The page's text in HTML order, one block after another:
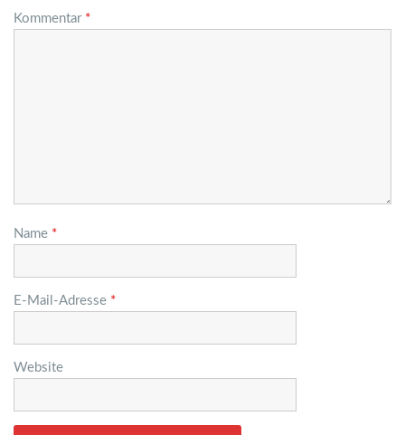
Kommentar *
Name *
E-Mail-Adresse *
Website